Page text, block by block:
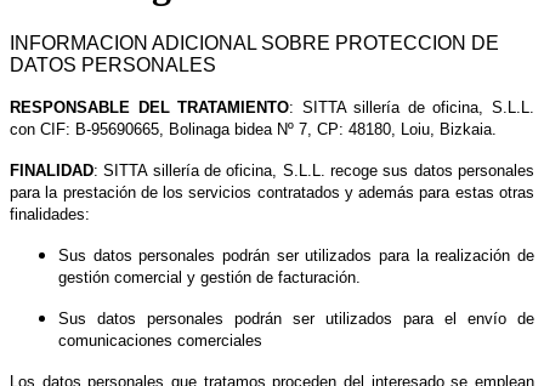
INFORMACION ADICIONAL SOBRE PROTECCION DE
DATOS PERSONALES
RESPONSABLE DEL TRATAMIENTO: SITTA sillería de oficina, S.L.L.
con CIF: B-95690665, Bolinaga bidea Nº 7, CP: 48180, Loiu, Bizkaia.
FINALIDAD: SITTA sillería de oficina, S.L.L. recoge sus datos personales
para la prestación de los servicios contratados y además para estas otras
finalidades:
Sus datos personales podrán ser utilizados para la realización de
gestión comercial y gestión de facturación.
Sus datos personales podrán ser utilizados para el envío de
comunicaciones comerciales
Los datos personales que tratamos proceden del interesado se emplean